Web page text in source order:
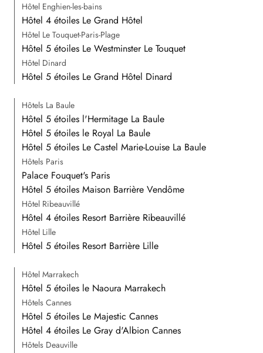
Hôtel Enghien-les-bains
Hôtel 4 étoiles Le Grand Hôtel
Hôtel Le Touquet-Paris-Plage
Hôtel 5 étoiles Le Westminster Le Touquet
Hôtel Dinard
Hôtel 5 étoiles Le Grand Hôtel Dinard
Hôtels La Baule
Hôtel 5 étoiles l'Hermitage La Baule
Hôtel 5 étoiles le Royal La Baule
Hôtel 5 étoiles Le Castel Marie-Louise La Baule
Hôtels Paris
Palace Fouquet's Paris
Hôtel 5 étoiles Maison Barrière Vendôme
Hôtel Ribeauvillé
Hôtel 4 étoiles Resort Barrière Ribeauvillé
Hôtel Lille
Hôtel 5 étoiles Resort Barrière Lille
Hôtel Marrakech
Hôtel 5 étoiles le Naoura Marrakech
Hôtels Cannes
Hôtel 5 étoiles Le Majestic Cannes
Hôtel 4 étoiles Le Gray d'Albion Cannes
Hôtels Deauville